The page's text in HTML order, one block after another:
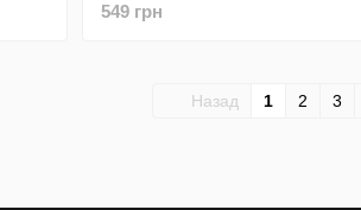
549 грн
Назад 1 2 3